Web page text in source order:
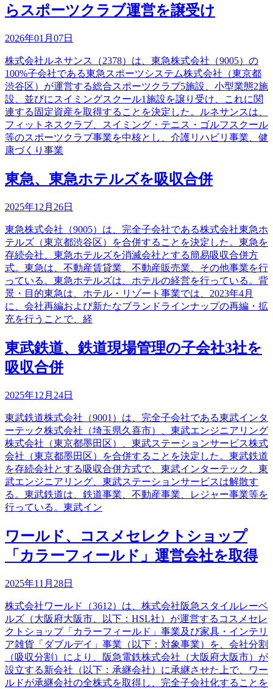
らスポーツクラブ運営を譲受け
2026年01月07日
株式会社ルネサンス（2378）は、東急株式会社（9005）の
100%子会社である東急スポーツシステム株式会社（東京都
渋谷区）が運営する総合スポーツクラブ5施設、小型業態2施
設、並びにスイミングスクール1施設を譲り受け、これに関
連する固定資産を取得することを決定した。ルネサンスは、
フィットネスクラブ、スイミング・テニス・ゴルフスクール
等のスポーツクラブ事業を中核とし、介護リハビリ事業、健
康づくり事業
東急、東急ホテルズを吸収合併
2025年12月26日
東急株式会社（9005）は、完全子会社である株式会社東急ホ
テルズ（東京都渋谷区）を合併することを決定した。東急を
存続会社、東急ホテルズを消滅会社とする簡易吸収合併方
式。東急は、不動産賃貸業、不動産販売業、その他事業を行
っている。東急ホテルズは、ホテルの経営を行っている。背
景・目的東急は、ホテル・リゾート事業では、2023年4月
に、会社再編および新たなブランドラインナップの再編・拡
充を行うことで、経
東武鉄道、鉄道現場管理の子会社3社を
吸収合併
2025年12月24日
東武鉄道株式会社（9001）は、完全子会社である東武インタ
ーテック株式会社（埼玉県久喜市）、東武エンジニアリング
株式会社（東京都墨田区）、東武ステーションサービス株式
会社（東京都墨田区）を合併することを決定した。東武鉄道
を存続会社とする吸収合併方式で、東武インターテック、東
武エンジニアリング、東武ステーションサービスは解散す
る。東武鉄道は、鉄道事業、不動産事業、レジャー事業等を
行っている。東武イン
ワールド、コスメセレクトショップ
「カラーフィールド」運営会社を取得
2025年11月28日
株式会社ワールド（3612）は、株式会社阪急スタイルレーベ
ルズ（大阪府大阪市、以下：HSL社）が運営するコスメセレ
クトショップ「カラーフィールド」事業及び家具・インテリ
ア雑貨「ダブルデイ」事業（以下：対象事業）を、会社分割
（吸収分割）により、阪急電鉄株式会社（大阪府大阪市）が
設立する新会社（以下：承継会社）に承継させた上で、ワー
ルドが承継会社の全株式を取得し、完全子会社化することを